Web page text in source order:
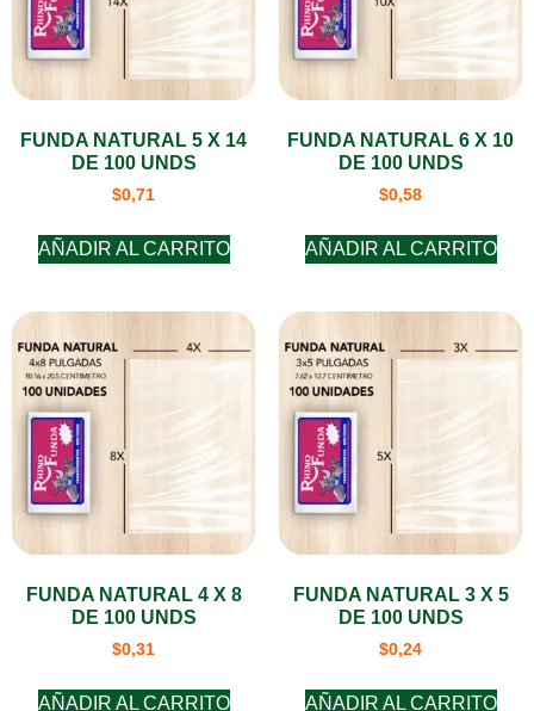
FUNDA NATURAL 5 X 14
DE 100 UNDS
$0,71
AÑADIR AL CARRITO
FUNDA NATURAL 6 X 10
DE 100 UNDS
$0,58
AÑADIR AL CARRITO
FUNDA NATURAL 4 X 8
DE 100 UNDS
$0,31
AÑADIR AL CARRITO
FUNDA NATURAL 3 X 5
DE 100 UNDS
$0,24
AÑADIR AL CARRITO